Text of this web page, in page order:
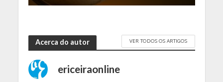
Acerca do autor VER TODOS OS ARTIGOS
ericeiraonline